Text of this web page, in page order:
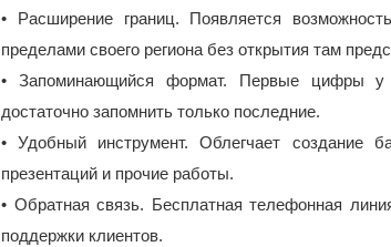
• Расширение границ. Появляется
пределами своего региона без открытия там
• Запоминающийся формат. Первые цифры у
достаточно запомнить только последние.
• Удобный инструмент. Облегчает создание
презентаций и прочие работы.
• Обратная связь. Бесплатная телефонная
поддержки клиентов.